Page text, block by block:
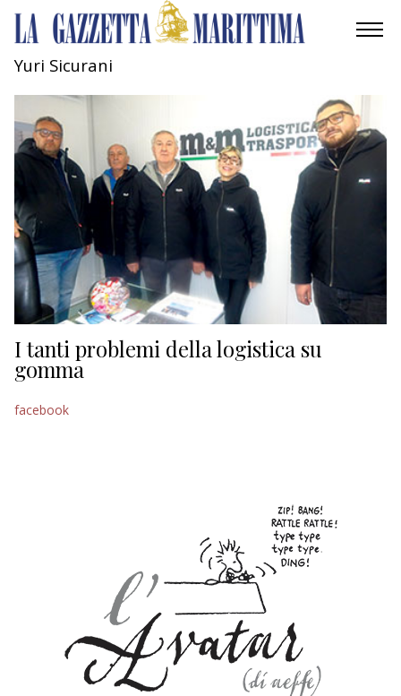
MOBILITÀ
INDUSTRIA
RICERCA
ECONOMIA
TURISMO
CULTURA
NAUTICA
Yuri Sicurani
I tanti problemi della logistica su
gomma
facebook